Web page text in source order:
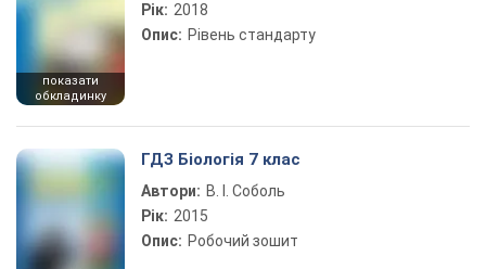
показати
обкладинку
Рік: 2018
Опис: Рівень стандарту
ГДЗ Біологія 7 клас
Автори: В. І. Соболь
Рік: 2015
Опис: Робочий зошит